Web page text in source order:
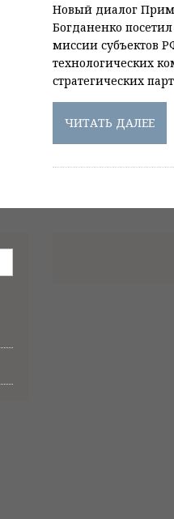
Новый диалог
Богданенко
миссии субъектов
технологических
стратегических
ЧИТАТЬ ДАЛЕЕ